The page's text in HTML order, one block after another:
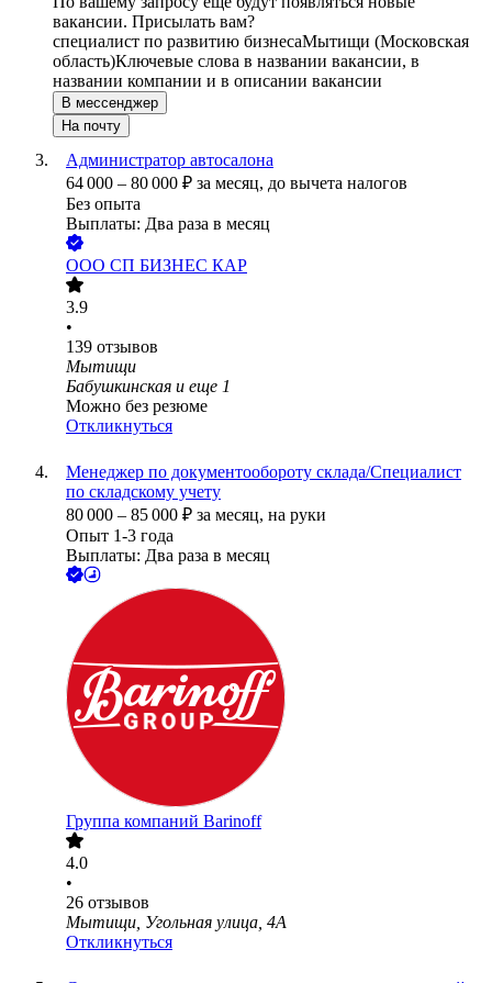
вакансии. Присылать вам?
специалист по развитию бизнесаМытищи (Московская
область)Ключевые слова в названии вакансии, в
названии компании и в описании вакансии
В мессенджер
На почту
Администратор автосалона
64 000 – 80 000 ₽ за месяц, до вычета налогов
Без опыта
Выплаты: Два раза в месяц
ООО СП БИЗНЕС КАР
3.9
•
139 отзывов
Мытищи
Бабушкинская и еще 1
Можно без резюме
Откликнуться
Менеджер по документообороту склада/Специалист
по складскому учету
80 000 – 85 000 ₽ за месяц, на руки
Опыт 1-3 года
Выплаты: Два раза в месяц
Группа компаний Barinoff
4.0
•
26 отзывов
Мытищи, Угольная улица, 4А
Откликнуться